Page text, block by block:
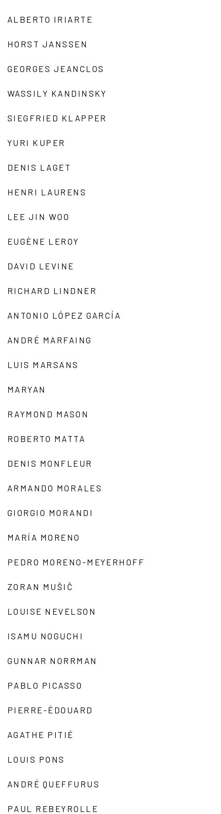
ALBERTO IRIARTE
HORST JANSSEN
GEORGES JEANCLOS
WASSILY KANDINSKY
SIEGFRIED KLAPPER
YURI KUPER
DENIS LAGET
HENRI LAURENS
LEE JIN WOO
EUGÈNE LEROY
DAVID LEVINE
RICHARD LINDNER
ANTONIO LÓPEZ GARCÍA
ANDRÉ MARFAING
LUIS MARSANS
MARYAN
RAYMOND MASON
ROBERTO MATTA
DENIS MONFLEUR
ARMANDO MORALES
GIORGIO MORANDI
MARÍA MORENO
PEDRO MORENO-MEYERHOFF
ZORAN MUŠIČ
LOUISE NEVELSON
ISAMU NOGUCHI
GUNNAR NORRMAN
PABLO PICASSO
PIERRE-ÉDOUARD
AGATHE PITIÉ
LOUIS PONS
ANDRÉ QUEFFURUS
PAUL REBEYROLLE